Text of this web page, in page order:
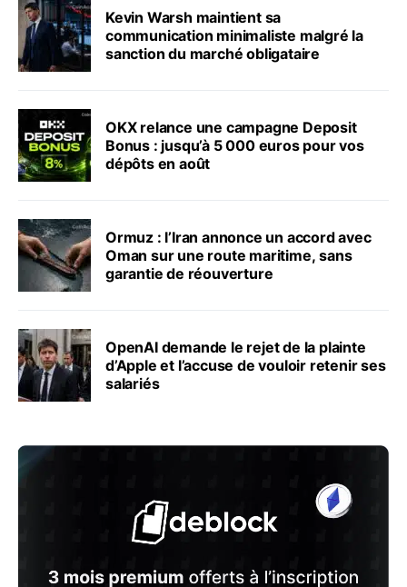
Kevin Warsh maintient sa
communication minimaliste malgré la
sanction du marché obligataire
OKX relance une campagne Deposit
Bonus : jusqu’à 5 000 euros pour vos
dépôts en août
Ormuz : l’Iran annonce un accord avec
Oman sur une route maritime, sans
garantie de réouverture
OpenAI demande le rejet de la plainte
d’Apple et l’accuse de vouloir retenir ses
salariés